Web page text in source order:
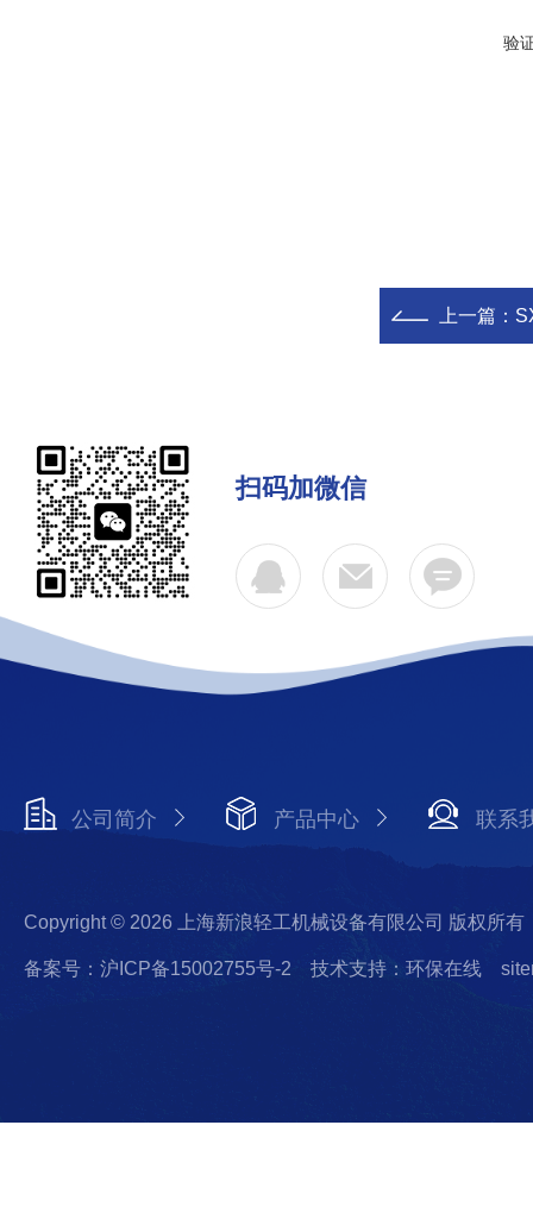
验
上一篇：
扫码加微信
公司简介 产品中心 联系
Copyright © 2026 上海新浪轻工机械设备有限公司 版权所有
备案号：沪ICP备15002755号-2 技术支持：环保在线